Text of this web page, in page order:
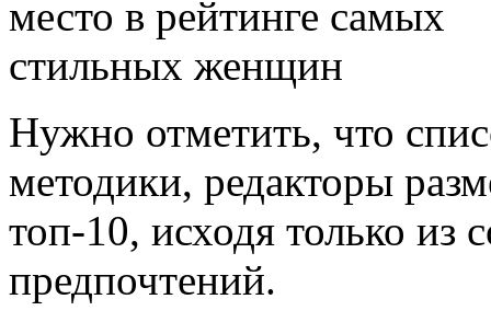
Нужно отметить, что
методики, редакторы
топ-10, исходя только из
предпочтений.